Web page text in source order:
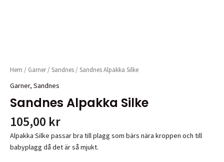
Hem / Garner/Sandnes / Sandnes Alpakka Silke
Garner, Sandnes
Sandnes Alpakka Silke
105,00 kr
Alpakka Silke passar bra till plagg som bärs nära kroppen och till
babyplagg då det är så mjukt.